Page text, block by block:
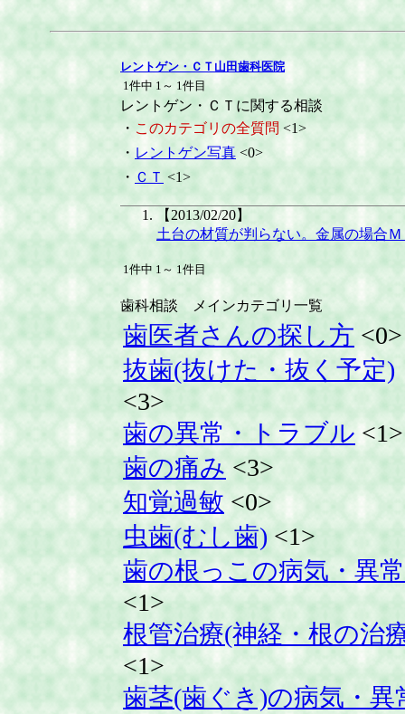
レントゲン・ＣＴ山田歯科医院
1件中 1～ 1件目
レントゲン・ＣＴに関する相談
・ このカテゴリの全質問 <1>
・ レントゲン写真 <0>
・ ＣＴ <1>
【2013/02/20】
土台の材質が判らない。金属の場合
1件中 1～ 1件目
歯科相談 メインカテゴリ一覧
歯医者さんの探し方 <0>
抜歯(抜けた・抜く予定)
<3>
歯の異常・トラブル <1>
歯の痛み <3>
知覚過敏<0>
虫歯(むし歯) <1>
歯の根っこの病気・異常
<1>
根管治療(神経・根の治
<1>
歯茎(歯ぐき)の病気・異